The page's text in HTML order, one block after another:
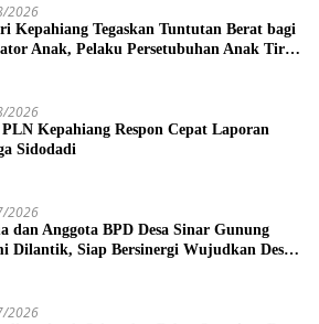
2026
Kepahiang Tegaskan Tuntutan Berat bagi
Anak, Pelaku Persetubuhan Anak Tiri
2026
Kepahiang Respon Cepat Laporan
Sidodadi
2026
dan Anggota BPD Desa Sinar Gunung
Dilantik, Siap Bersinergi Wujudkan Desa
2026